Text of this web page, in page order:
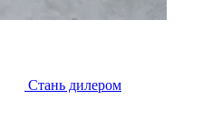
Стань дилером